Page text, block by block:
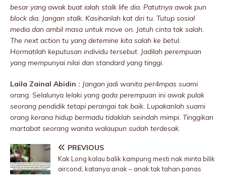
besar yang awak buat ialah stalk life dia. Patutnya awak pun
block dia. Jangan stalk. Kasihanlah kat diri tu. Tutup sosiaI
media dan ambil masa untuk move on. Jatuh cinta tak salah.
The next action tu yang detemine kita salah ke betul.
Hormatilah keputusan individu tersebut. Jadilah perempuan
yang mempunyai nilai dan standard yang tinggi.
Laila Zainal Abidin : Jangan jadi wanita per4mpas suami
orang. Selalunya lelaki yang goda perempuan ini awak pulak
seorang pendidik tetapi perangai tak baik. Lupakanlah suami
orang kerana hidup bermadu tidaklah seindah mimpi. Tinggikan
martabat seorang wanita walaupun sudah terdesak.
PREVIOUS
Kak Long kalau balik kampung mesti nak minta bilik
aircond, katanya anak – anak tak tahan panas